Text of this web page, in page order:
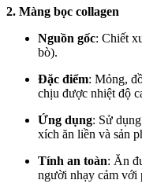
2. Màng bọc collagen
Nguồn gốc: Chiết
bò).
Đặc điểm: Mỏng,
chịu được nhiệt độ
Ứng dụng: Sử
xích ăn liền và sản
Tính an toàn: Ăn
người nhạy cảm với